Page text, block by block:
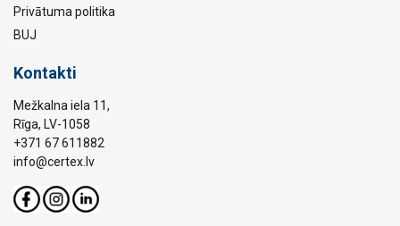
Privātuma politika
BUJ
Kontakti
Mežkalna iela 11,
Rīga, LV-1058
+371 67 611882
info@certex.lv